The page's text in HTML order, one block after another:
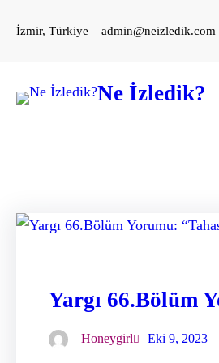
geçİzmir, Türkiye admin@neizledik.com
Ne İzledik?
Yargı 66.Bölüm
Honeygirl Eki 9, 2023